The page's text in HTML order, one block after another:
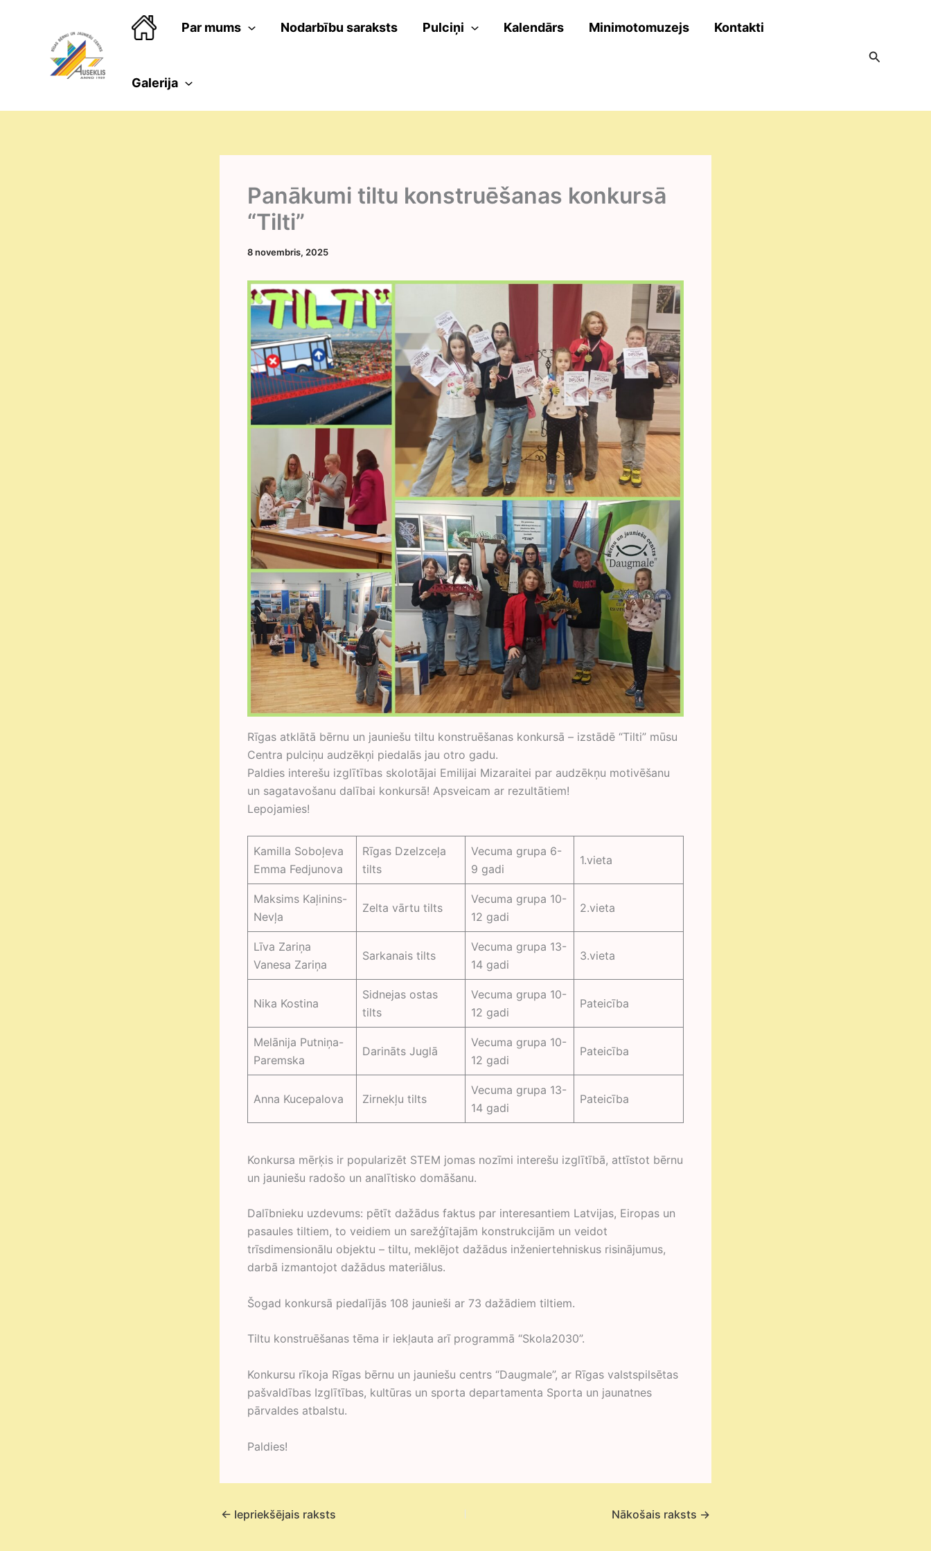
Par mums Nodarbību saraksts Pulciņi Kalendārs Minimotomuzejs Kontakti
Galerija
Search
Panākumi tiltu konstruēšanas konkursā
“Tilti”
8 novembris, 2025
Rīgas atklātā bērnu un jauniešu tiltu konstruēšanas konkursā – izstādē “Tilti” mūsu
Centra pulciņu audzēkņi piedalās jau otro gadu.
Paldies interešu izglītības skolotājai Emilijai Mizaraitei par audzēkņu motivēšanu
un sagatavošanu dalībai konkursā! Apsveicam ar rezultātiem!
Lepojamies!
Kamilla Soboļeva
Emma Fedjunova
Rīgas Dzelzceļa
tilts
Vecuma grupa 6-
9 gadi
1.vieta
Maksims Kaļinins-
Nevļa
Zelta vārtu tilts
Vecuma grupa 10-
12 gadi
2.vieta
Līva Zariņa
Vanesa Zariņa
Sarkanais tilts
Vecuma grupa 13-
14 gadi
3.vieta
Nika Kostina
Sidnejas ostas
tilts
Vecuma grupa 10-
12 gadi
Pateicība
Melānija Putniņa-
Paremska
Darināts Juglā
Vecuma grupa 10-
12 gadi
Pateicība
Anna Kucepalova Zirnekļu tilts
Vecuma grupa 13-
14 gadi
Pateicība
Konkursa mērķis ir popularizēt STEM jomas nozīmi interešu izglītībā, attīstot bērnu
un jauniešu radošo un analītisko domāšanu.
Dalībnieku uzdevums: pētīt dažādus faktus par interesantiem Latvijas, Eiropas un
pasaules tiltiem, to veidiem un sarežģītajām konstrukcijām un veidot
trīsdimensionālu objektu – tiltu, meklējot dažādus inženiertehniskus risinājumus,
darbā izmantojot dažādus materiālus.
Šogad konkursā piedalījās 108 jaunieši ar 73 dažādiem tiltiem.
Tiltu konstruēšanas tēma ir iekļauta arī programmā “Skola2030”.
Konkursu rīkoja Rīgas bērnu un jauniešu centrs “Daugmale”, ar Rīgas valstspilsētas
pašvaldības Izglītības, kultūras un sporta departamenta Sporta un jaunatnes
pārvaldes atbalstu.
Paldies!
← Iepriekšējais raksts Nākošais raksts →